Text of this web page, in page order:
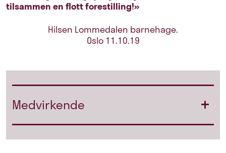
tilsammen en flott forestilling!»
Hilsen Lommedalen barnehage.
Oslo 11.10.19
Medvirkende